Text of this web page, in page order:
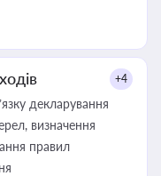
+4
декларування
визначення
правил